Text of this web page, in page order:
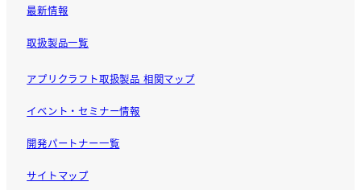
最新情報
取扱製品一覧
アプリクラフト取扱製品 相関マップ
イベント・セミナー情報
開発パートナー一覧
サイトマップ